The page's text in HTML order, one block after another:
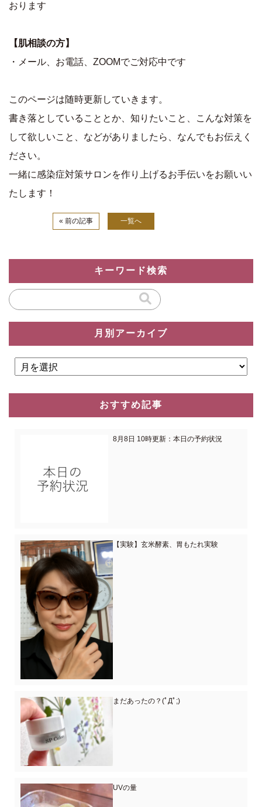
キーワード検索
月別アーカイブ
おすすめ記事
8月8日 10時更新：本日の予約状況
【実験】玄米酵素、胃もたれ実験
まだあったの？(ﾟДﾟ;)
UVの量
おります
【肌相談の方】
・メール、お電話、ZOOMでご対応中です
このページは随時更新していきます。
書き落としていることとか、知りたいこと、こんな対策を
して欲しいこと、などがありましたら、なんでもお伝えく
ださい。
一緒に感染症対策サロンを作り上げるお手伝いをお願いい
たします！
« 前の記事 一覧へ